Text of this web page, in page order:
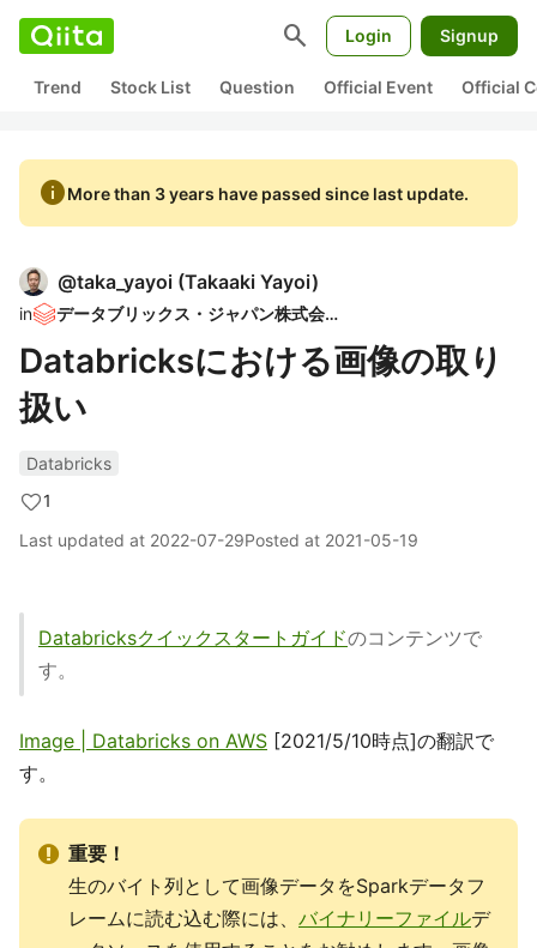
search Login Signup
Trend Stock List Question Official Event Official
infoMore than 3 years have passed since last update.
@taka_yayoi (Takaaki Yayoi)
in データブリックス・ジャパン株式会社
Databricksにおける画像の取り
扱い
Databricks
1
Last updated at 2022-07-29Posted at 2021-05-19
Databricksクイックスタートガイドのコンテンツで
す。
Image | Databricks on AWS [2021/5/10時点]の翻訳で
す。
重要！
生のバイト列として画像データをSparkデータフ
レームに読む込む際には、 バイナリーファイルデ